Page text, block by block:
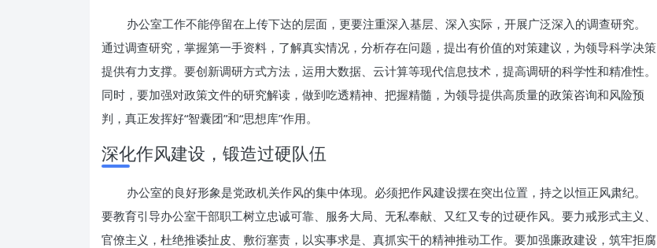
办公室工作不能停留在上传下达的层面，更要注重深入基层、深入实际，开展广泛深入的调查研究。
通过调查研究，掌握第一手资料，了解真实情况，分析存在问题，提出有价值的对策建议，为领导科学决策
提供有力支撑。要创新调研方式方法，运用大数据、云计算等现代信息技术，提高调研的科学性和精准性。
同时，要加强对政策文件的研究解读，做到吃透精神、把握精髓，为领导提供高质量的政策咨询和风险预
判，真正发挥好“智囊团”和“思想库”作用。
深化作风建设，锻造过硬队伍
办公室的良好形象是党政机关作风的集中体现。必须把作风建设摆在突出位置，持之以恒正风肃纪。
要教育引导办公室干部职工树立忠诚可靠、服务大局、无私奉献、又红又专的过硬作风。要力戒形式主义、
官僚主义，杜绝推诿扯皮、敷衍塞责，以实事求是、真抓实干的精神推动工作。要加强廉政建设，筑牢拒腐